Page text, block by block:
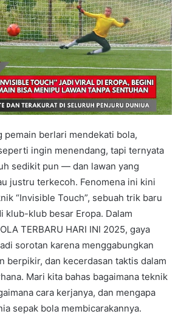
pemain berlari mendekati bola,
ingin menendang, tapi ternyata
sedikit pun — dan lawan yang
justru terkecoh. Fenomena ini kini
“Invisible Touch”, sebuah trik baru
klub-klub besar Eropa. Dalam
TERBARU HARI INI 2025, gaya
sorotan karena menggabungkan
berpikir, dan kecerdasan taktis dalam
Mari kita bahas bagaimana teknik
cara kerjanya, dan mengapa
sepak bola membicarakannya.